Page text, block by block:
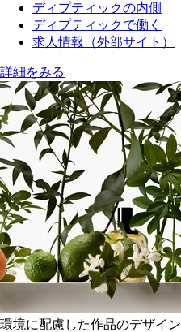
ディプティックの内側
ディプティックで働く
求人情報（外部サイト）
詳細をみる
環境に配慮した作品のデザイン